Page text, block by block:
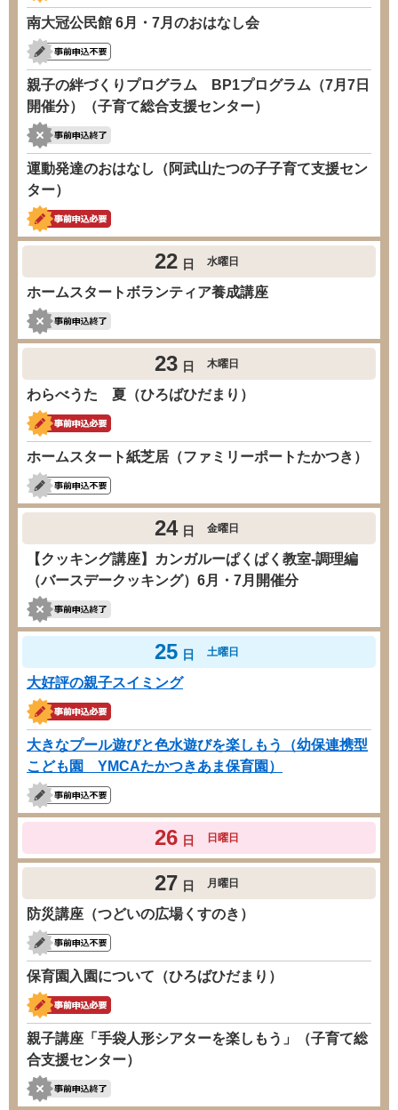
南大冠公民館 6月・7月のおはなし会
親子の絆づくりプログラム BP1プログラム（7月7日
開催分）（子育て総合支援センター）
運動発達のおはなし（阿武山たつの子子育て支援セン
ター）
22 日 水曜日
ホームスタートボランティア養成講座
23 日 木曜日
わらべうた 夏（ひろばひだまり）
ホームスタート紙芝居（ファミリーポートたかつき）
24 日 金曜日
【クッキング講座】カンガルーぱくぱく教室-調理編
（バースデークッキング）6月・7月開催分
25 日 土曜日
大好評の親子スイミング
大きなプール遊びと色水遊びを楽しもう（幼保連携型
こども園 YMCAたかつきあま保育園）
26 日 日曜日
27 日 月曜日
防災講座（つどいの広場くすのき）
保育園入園について（ひろばひだまり）
親子講座「手袋人形シアターを楽しもう」（子育て総
合支援センター）